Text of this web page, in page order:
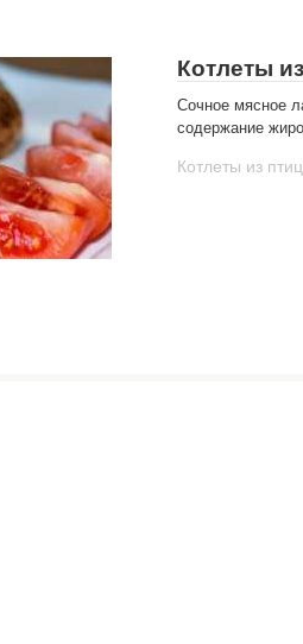
Котлеты
Сочное мясное
содержание
Котлеты из